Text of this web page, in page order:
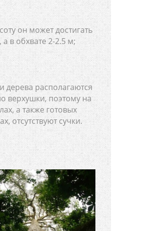
он может достигать
а в обхвате 2-2.5 м;
дерева располагаются
верхушки, поэтому на
а также готовых
отсутствуют сучки.